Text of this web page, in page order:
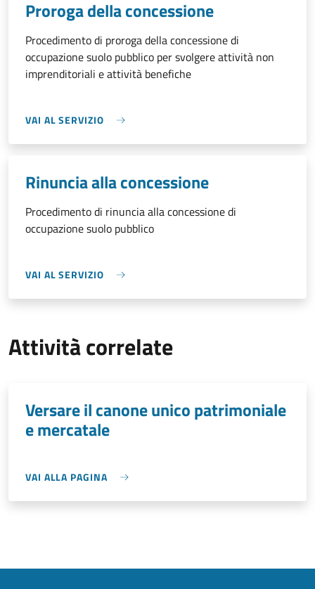
Proroga della concessione
Procedimento di proroga della concessione di
occupazione suolo pubblico per svolgere attività non
imprenditoriali e attività benefiche
VAI AL SERVIZIO
Rinuncia alla concessione
Procedimento di rinuncia alla concessione di
occupazione suolo pubblico
VAI AL SERVIZIO
Attività correlate
Versare il canone unico patrimoniale
e mercatale
VAI ALLA PAGINA